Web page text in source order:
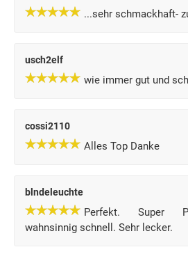
...sehr schmackhaft-
usch2elf
wie immer gut und
cossi2110
Alles Top Danke
blndeleuchte
Perfekt. Super
wahnsinnig schnell. Sehr lecker.